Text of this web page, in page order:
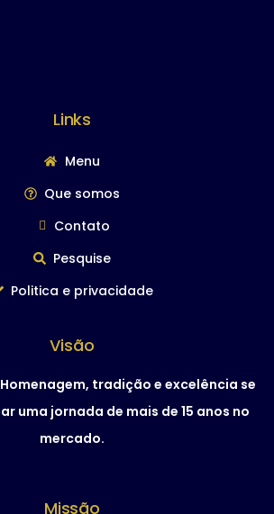
Links
Menu
Que somos
Contato
Pesquise
Politica e privacidade
Visão
tradição e excelência se
uma jornada de mais de 15 anos no
mercado.
Missão